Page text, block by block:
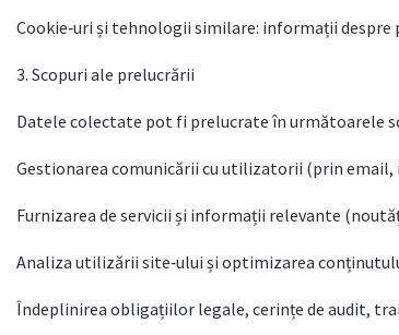
Cookie‑uri și tehnologii similare: informații
3. Scopuri ale prelucrării
Datele colectate pot fi prelucrate în următoarele
Gestionarea comunicării cu utilizatorii (prin email,
Furnizarea de servicii și informații relevante
Analiza utilizării site‑ului și optimizarea
Îndeplinirea obligațiilor legale, cerințe de audit,